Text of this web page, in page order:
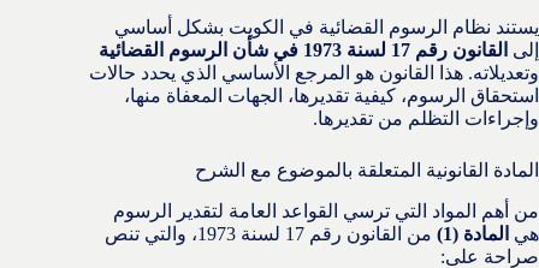
يستند نظام الرسوم القضائية في الكويت بشكل أساسي
إلى القانون رقم 17 لسنة 1973 في شأن الرسوم القضائية
وتعديلاته. هذا القانون هو المرجع الأساسي الذي يحدد حالات
استحقاق الرسوم، كيفية تقديرها، الجهات المعفاة منها،
وإجراءات التظلم من تقديرها.
المادة القانونية المتعلقة بالموضوع مع الشرح
من أهم المواد التي ترسي القواعد العامة لتقدير الرسوم
هي المادة (1)
من القانون رقم 17 لسنة 1973، والتي تنص
صراحة على: